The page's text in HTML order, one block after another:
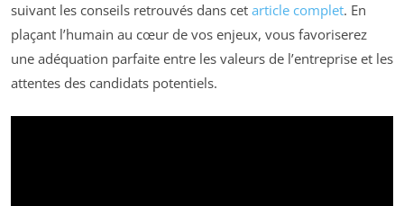
suivant les conseils retrouvés dans cet article complet. En
plaçant l’humain au cœur de vos enjeux, vous favoriserez
une adéquation parfaite entre les valeurs de l’entreprise et les
attentes des candidats potentiels.